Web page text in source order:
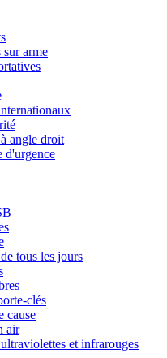
sur arme
angle droit
d'urgence
tous les jours
clés
cause
air
et infrarouges